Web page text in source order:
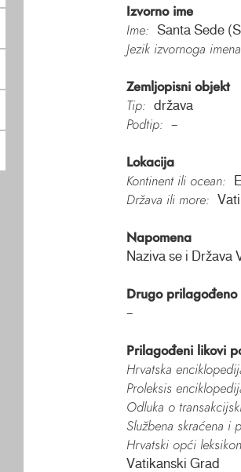
Izvorno ime
Ime:
Santa Sede
Jezik izvornoga
Zemljopisni objekt
Tip:
država
Podtip: –
Lokacija
Kontinent ili ocean:
Država ili more:
Napomena
Naziva se i Država
Drugo prilagođeno
–
Prilagođeni likovi
Hrvatska
Proleksis
Odluka o
Službena skraćena i
Hrvatski opći
Vatikanski Grad